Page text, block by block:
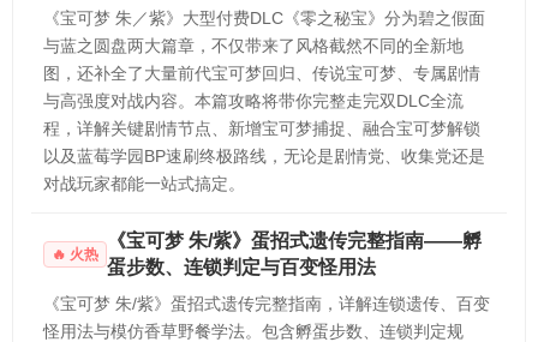
《宝可梦 朱／紫》大型付费DLC《零之秘宝》分为碧之假面
与蓝之圆盘两大篇章，不仅带来了风格截然不同的全新地
图，还补全了大量前代宝可梦回归、传说宝可梦、专属剧情
与高强度对战内容。本篇攻略将带你完整走完双DLC全流
程，详解关键剧情节点、新增宝可梦捕捉、融合宝可梦解锁
以及蓝莓学园BP速刷终极路线，无论是剧情党、收集党还是
对战玩家都能一站式搞定。
火热
《宝可梦 朱/紫》蛋招式遗传完整指南——孵
蛋步数、连锁判定与百变怪用法
《宝可梦 朱/紫》蛋招式遗传完整指南，详解连锁遗传、百变
怪用法与模仿香草野餐学法。包含孵蛋步数、连锁判定规